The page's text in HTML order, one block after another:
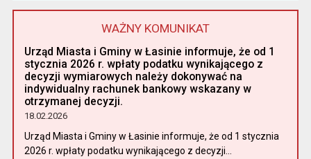
WAŻNY KOMUNIKAT
Urząd Miasta i Gminy w Łasinie informuje, że od 1
stycznia 2026 r. wpłaty podatku wynikającego z
decyzji wymiarowych należy dokonywać na
indywidualny rachunek bankowy wskazany w
otrzymanej decyzji.
18.02.2026
Urząd Miasta i Gminy w Łasinie informuje, że od 1 stycznia
2026 r. wpłaty podatku wynikającego z decyzji...